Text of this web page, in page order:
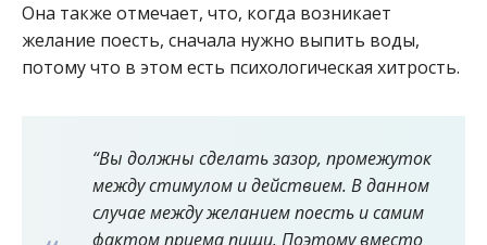
Она также отмечает, что, когда возникает
желание поесть, сначала нужно выпить воды,
потому что в этом есть психологическая хитрость.
“Вы должны сделать зазор, промежуток
между стимулом и действием. В данном
случае между желанием поесть и самим
фактом приема пищи. Поэтому вместо